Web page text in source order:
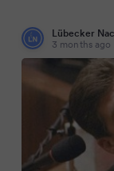
Lübecker
3 months ago